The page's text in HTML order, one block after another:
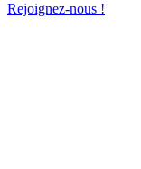
Rejoignez-nous !